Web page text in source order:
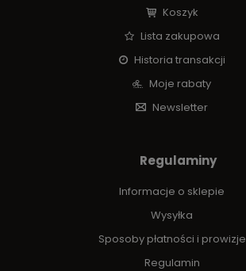
Koszyk
Lista zakupowa
Historia transakcji
Moje rabaty
Newsletter
Regulaminy
Informacje o sklepie
Wysyłka
Sposoby płatności i prowizje
Regulamin